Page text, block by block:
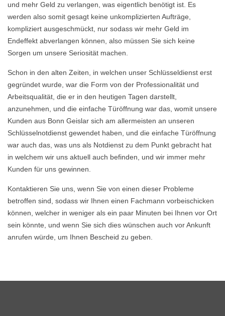
und mehr Geld zu verlangen, was eigentlich benötigt ist. Es
werden also somit gesagt keine unkomplizierten Aufträge,
kompliziert ausgeschmückt, nur sodass wir mehr Geld im
Endeffekt abverlangen können, also müssen Sie sich keine
Sorgen um unsere Seriosität machen.
Schon in den alten Zeiten, in welchen unser Schlüsseldienst erst
gegründet wurde, war die Form von der Professionalität und
Arbeitsqualität, die er in den heutigen Tagen darstellt,
anzunehmen, und die einfache Türöffnung war das, womit unsere
Kunden aus Bonn Geislar sich am allermeisten an unseren
Schlüsselnotdienst gewendet haben, und die einfache Türöffnung
war auch das, was uns als Notdienst zu dem Punkt gebracht hat
in welchem wir uns aktuell auch befinden, und wir immer mehr
Kunden für uns gewinnen.
Kontaktieren Sie uns, wenn Sie von einen dieser Probleme
betroffen sind, sodass wir Ihnen einen Fachmann vorbeischicken
können, welcher in weniger als ein paar Minuten bei Ihnen vor Ort
sein könnte, und wenn Sie sich dies wünschen auch vor Ankunft
anrufen würde, um Ihnen Bescheid zu geben.